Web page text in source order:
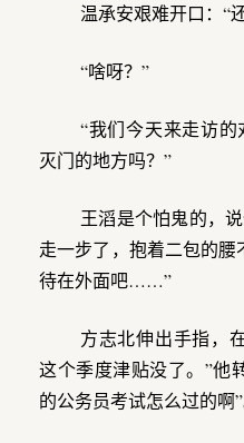
温承安艰难开口：
“啥呀？”
“我们今天来走访
灭门的地方吗？”
王滔是个怕鬼的，
走一步了，抱着二包的
待在外面吧……”
方志北伸出手指，
这个季度津贴没了。”他
的公务员考试怎么过的啊”